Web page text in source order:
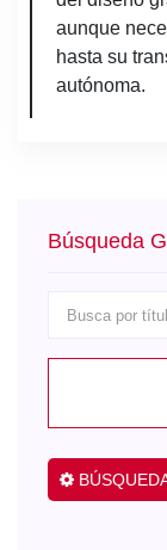
aunque
hasta su
autónoma.
Búsqueda